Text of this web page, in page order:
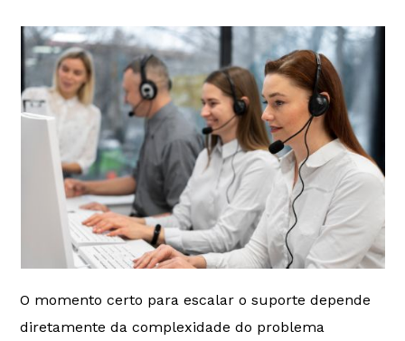
O momento certo para escalar o suporte depende
diretamente da complexidade do problema